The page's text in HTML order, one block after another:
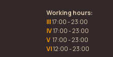
Working hours:
III17:00 - 23:00
IV17:00 - 23:00
V 17:00 - 23:00
VI12:00 - 23:00